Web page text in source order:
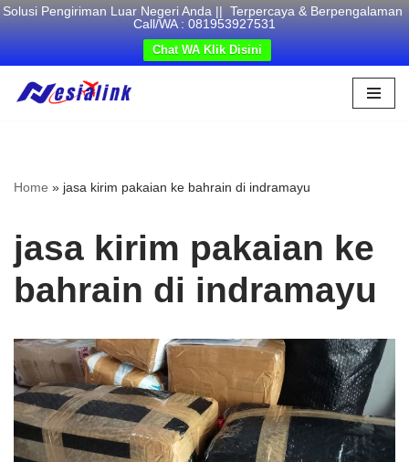
Solusi Pengiriman Luar Negeri Anda || Terpercaya & Berpengalaman
Call/WA : 081953927531
Chat WA Klik Disini
Home » jasa kirim pakaian ke bahrain di indramayu
jasa kirim pakaian ke
bahrain di indramayu